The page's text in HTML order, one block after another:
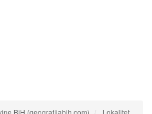
BiH (geografijabih.com)
Lokalitet